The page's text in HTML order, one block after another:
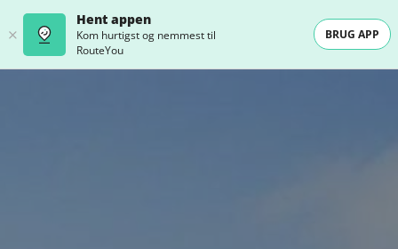
Hent appen
Kom hurtigst og nemmest til
RouteYou
BRUG APP